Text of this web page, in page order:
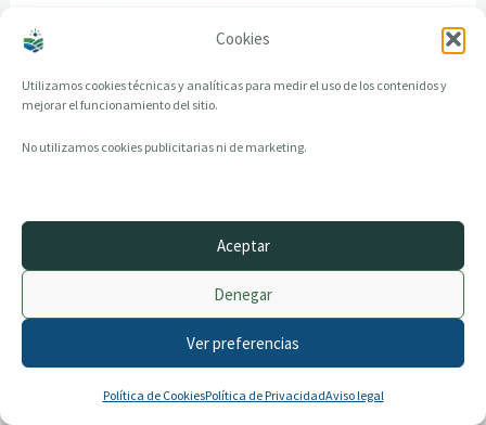
Cookies
Utilizamos cookies técnicas y analíticas para medir el uso de los contenidos y
mejorar el funcionamiento del sitio.
No utilizamos cookies publicitarias ni de marketing.
Aceptar
Denegar
Ver preferencias
Política de CookiesPolítica de PrivacidadAviso legal
colaboradores externos.
© 2014–2026 creandotuprovincia.es · Todos los derechos reservados
Política de Cookies
Archivo histórico